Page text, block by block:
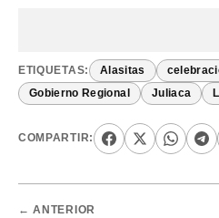
ETIQUETAS: Alasitas
Gobierno Regional Juliaca
COMPARTIR:
← ANTERIOR